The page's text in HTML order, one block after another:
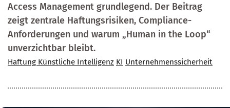
Access Management grundlegend. Der Beitrag
zeigt zentrale Haftungsrisiken, Compliance-
Anforderungen und warum „Human in the Loop“
unverzichtbar bleibt.
Haftung Künstliche Intelligenz KI Unternehmenssicherheit